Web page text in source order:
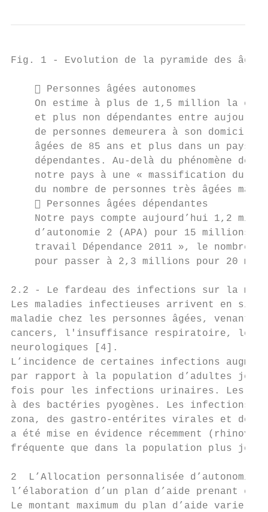
Fig. 1 - Evolution de la pyramide des âges
     Personnes âgées autonomes
On estime à plus de 1,5 million la
et plus non dépendantes entre
de personnes demeurera à son
âgées de 85 ans et plus dans un pays
dépendantes. Au-delà du phénomène de
notre pays à une « massification du
du nombre de personnes très âgées mais
     Personnes âgées dépendantes
Notre pays compte aujourd’hui 1,2
d’autonomie 2 (APA) pour 15 millions
travail Dépendance 2011 », le nombre
pour passer à 2,3 millions pour 20
2.2 - Le fardeau des infections sur la
Les maladies infectieuses arrivent en
maladie chez les personnes âgées,
cancers, l'insuffisance respiratoire, les
neurologiques [4].
L’incidence de certaines infections
par rapport à la population d’adultes
fois pour les infections urinaires. Les
à des bactéries pyogènes. Les infections
zona, des gastro-entérites virales et de
a été mise en évidence récemment
fréquente que dans la population plus
2  L’Allocation personnalisée
l’élaboration d’un plan d’aide prenant
Le montant maximum du plan d’aide varie